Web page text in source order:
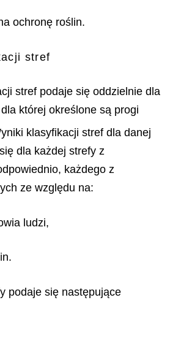
ochronę roślin.
stref
stref podaje się oddzielnie dla
której określone są progi
klasyfikacji stref dla danej
dla każdej strefy z
każdego z
ze względu na:
ludzi,
podaje się następujące